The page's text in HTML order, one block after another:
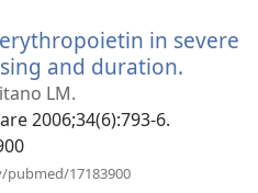
in severe
and duration.
LM.
2006;34(6):793-6.
17183900